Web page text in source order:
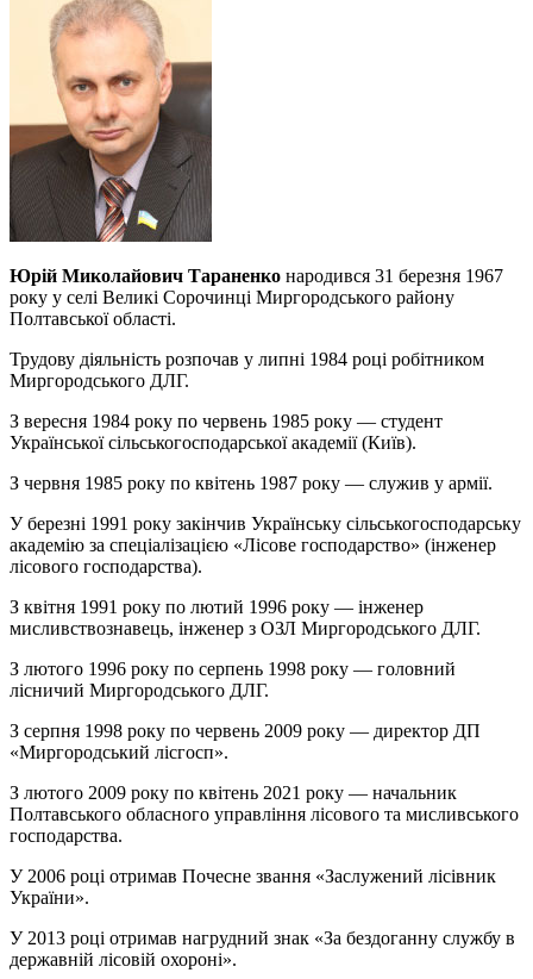
Юрій Миколайович Тараненко народився 31 березня 1967
року у селі Великі Сорочинці Миргородського району
Полтавської області.
Трудову діяльність розпочав у липні 1984 році робітником
Миргородського ДЛГ.
З вересня 1984 року по червень 1985 року — студент
Української сільськогосподарської академії (Київ).
З червня 1985 року по квітень 1987 року — служив у армії.
У березні 1991 року закінчив Українську сільськогосподарську
академію за спеціалізацією «Лісове господарство» (інженер
лісового господарства).
З квітня 1991 року по лютий 1996 року — інженер
мисливствознавець, інженер з ОЗЛ Миргородського ДЛГ.
З лютого 1996 року по серпень 1998 року — головний
лісничий Миргородського ДЛГ.
З серпня 1998 року по червень 2009 року — директор ДП
«Миргородський лісгосп».
З лютого 2009 року по квітень 2021 року — начальник
Полтавського обласного управління лісового та мисливського
господарства.
У 2006 році отримав Почесне звання «Заслужений лісівник
України».
У 2013 році отримав нагрудний знак «За бездоганну службу в
державній лісовій охороні».